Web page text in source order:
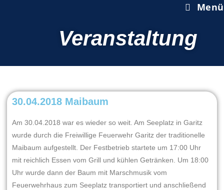
Menü
Veranstaltung
30.04.2018 Maibaum
Am 30.04.2018 war es wieder so weit. Am Seeplatz in Garitz
wurde durch die Freiwillige Feuerwehr Garitz der traditionelle
Maibaum aufgestellt. Der Festbetrieb startete um 17:00 Uhr
mit reichlich Essen vom Grill und kühlen Getränken. Um 18:00
Uhr wurde dann der Baum mit Marschmusik vom
Feuerwehrhaus zum Seeplatz transportiert und anschließend